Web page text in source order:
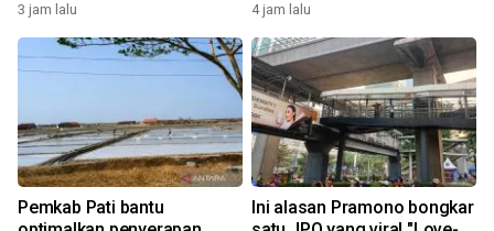
3 jam lalu 4 jam lalu
Pemkab Pati bantu
Ini alasan Pramono bongkar